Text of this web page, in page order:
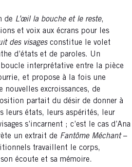
de L’œil la bouche et le reste,
et voix aux écrans pour les
des visagesconstitue le volet
d’états et de paroles. Un
interprétative entre la pièce
et propose à la fois une
nouvelles excroissances, de
partait du désir de donner à
leurs états, leurs aspérités, leur
s’incarnent ; c’est le cas d’Ana
un extrait de Fantôme Méchant–
travaillent le corps,
écoute et sa mémoire.